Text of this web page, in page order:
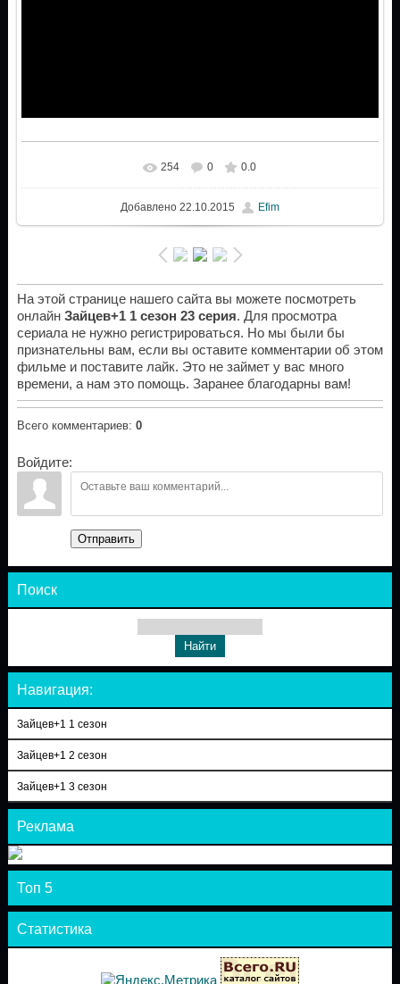
254 0 0.0
Добавлено22.10.2015 Efim
На этой странице нашего сайта вы можете посмотреть
онлайн Зайцев+1 1 сезон 23 серия. Для просмотра
сериала не нужно регистрироваться. Но мы были бы
признательны вам, если вы оставите комментарии об этом
фильме и поставите лайк. Это не займет у вас много
времени, а нам это помощь. Заранее благодарны вам!
Всего комментариев: 0
Войдите:
Отправить
Поиск
Навигация:
Зайцев+1 1 сезон
Зайцев+1 2 сезон
Зайцев+1 3 сезон
Реклама
Топ 5
Статистика